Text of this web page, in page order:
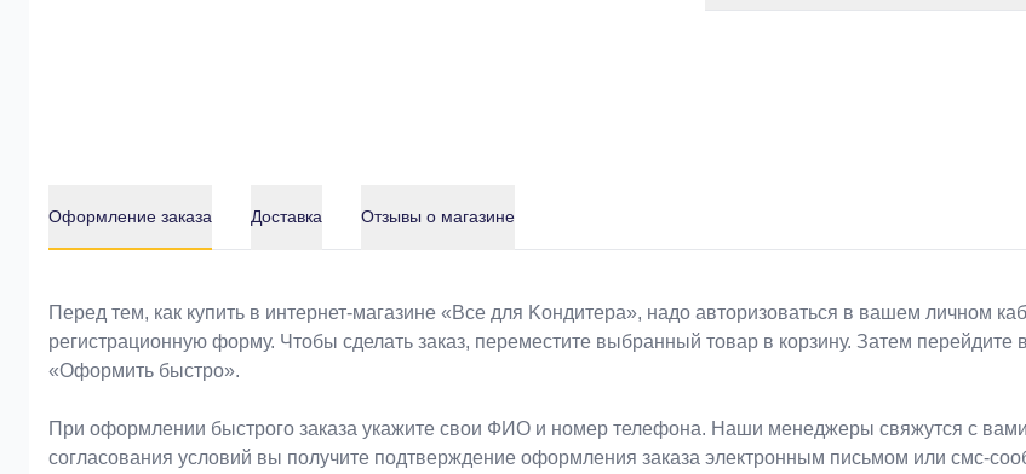
Оформление заказа Доставка Отзывы о магазине
Оформление заказа
Перед тем, как купить в интернет-магазине «Bce для Koндитeрa», надо авторизоваться в вашем личном
регистрационную форму. Чтобы сделать заказ, переместите выбранный товар в корзину. Затем
«Оформить быстро».
При оформлении быстрого заказа укажите свои ФИО и номер телефона. Наши менеджеры свяжутся с вами
согласования условий вы получите подтверждение оформления заказа электронным письмом или смс-